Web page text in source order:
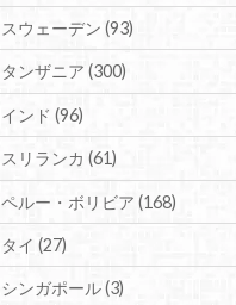
スウェーデン (93)
タンザニア (300)
インド (96)
スリランカ (61)
ペルー・ボリビア (168)
タイ (27)
シンガポール(3)